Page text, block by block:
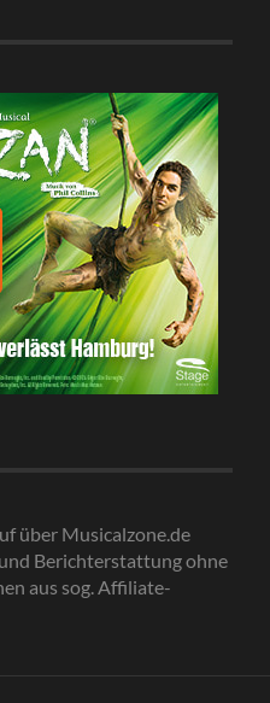
über Musicalzone.de
Berichterstattung ohne
aus sog. Affiliate-